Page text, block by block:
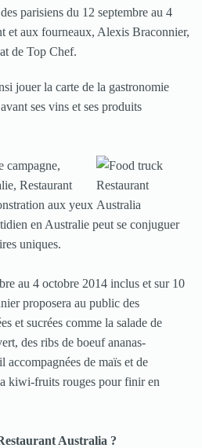
parisiens du 12 septembre au 4
et aux fourneaux, Alexis Braconnier,
de Top Chef.
jouer la carte de la gastronomie
ses vins et ses produits
campagne,
Restaurant
aux yeux
en Australie peut se conjuguer
uniques.
au 4 octobre 2014 inclus et sur 10
proposera au public des
et sucrées comme la salade de
des ribs de boeuf ananas-
accompagnées de maïs et de
kiwi-fruits rouges pour finir en
Australia ?